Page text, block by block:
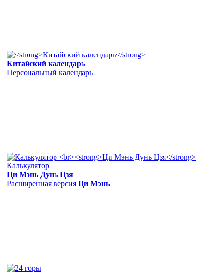
Китайский календарь
Персональный календарь
Калькулятор
Ци Мэнь Дунь Цзя
Расширенная версия Ци Мэнь